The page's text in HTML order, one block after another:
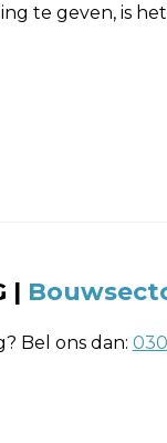
te geven, is
|
Bel ons dan: